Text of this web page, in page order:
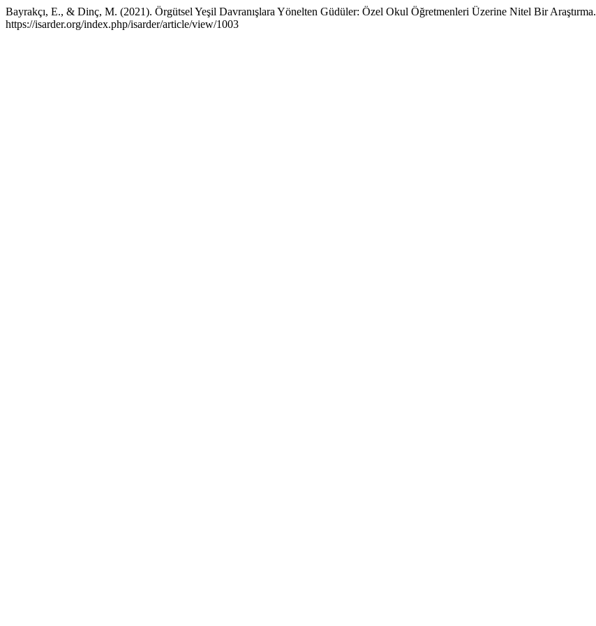
Bayrakçı, E., & Dinç, M. (2021). Örgütsel Yeşil Davranışlara Yönelten Güdüler: Özel Okul Öğretmenleri Üzerine Nitel Bir Araştırma.
https://isarder.org/index.php/isarder/article/view/1003